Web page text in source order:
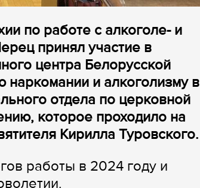
по работе с алкоголе- и
принял участие в
центра Белорусской
и алкоголизму в
отдела по церковной
которое проходило на
Кирилла Туровского.
работы в 2024 году и